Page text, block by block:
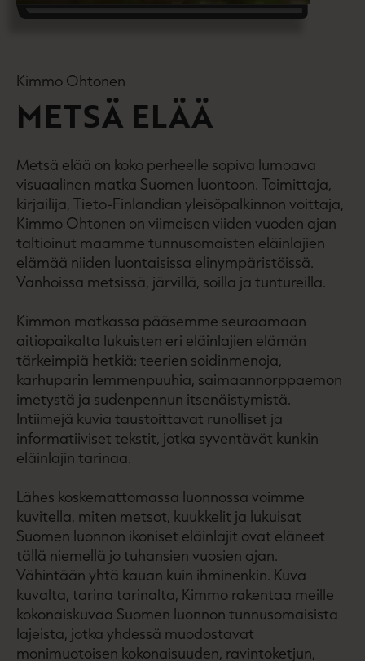
Kimmo Ohtonen
METSÄ ELÄÄ
Metsä elää on koko perheelle sopiva lumoava
visuaalinen matka Suomen luontoon. Toimittaja,
kirjailija, Tieto-Finlandian yleisöpalkinnon voittaja,
Kimmo Ohtonen on viimeisen viiden vuoden ajan
taltioinut maamme tunnusomaisten eläinlajien
elämää niiden luontaisissa elinympäristöissä.
Vanhoissa metsissä, järvillä, soilla ja tuntureilla.
Kimmon matkassa pääsemme seuraamaan
aitiopaikalta lukuisten eri eläinlajien elämän
tärkeimpiä hetkiä: teerien soidinmenoja,
karhuparin lemmenpuuhia, saimaannorppaemon
imetystä ja sudenpennun itsenäistymistä.
Intiimejä kuvia taustoittavat runolliset ja
informatiiviset tekstit, jotka syventävät kunkin
eläinlajin tarinaa.
Lähes koskemattomassa luonnossa voimme
kuvitella, miten metsot, kuukkelit ja lukuisat
Suomen luonnon ikoniset eläinlajit ovat eläneet
tällä niemellä jo tuhansien vuosien ajan.
Vähintään yhtä kauan kuin ihminenkin. Kuva
kuvalta, tarina tarinalta, Kimmo rakentaa meille
kokonaiskuvaa Suomen luonnon tunnusomaisista
lajeista, jotka yhdessä muodostavat
monimuotoisen kokonaisuuden, ravintoketjun,